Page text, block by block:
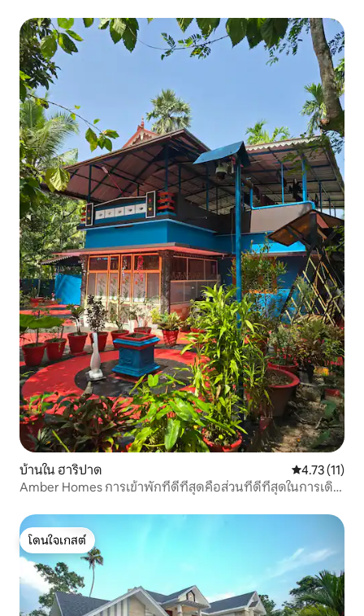
บ้านใน ฮาริปาด คะแนนเฉลี่ย
4.73 (11)
Amber Homes การเข้าพักที่ดีที่สุดคือส่วนที่ดีที่สุดในการเดิน
โดนใจเกสต์
โดนใจเกสต์